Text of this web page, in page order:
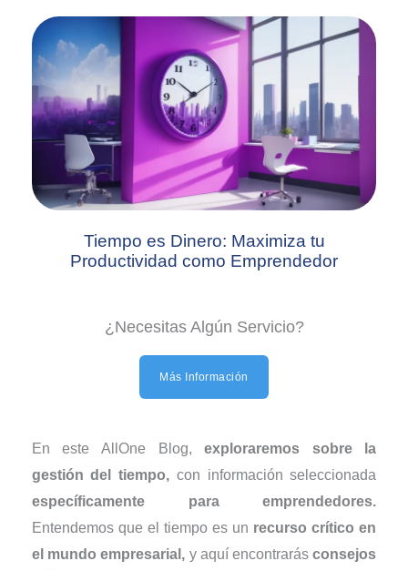
Tiempo es Dinero: Maximiza tu
Productividad como Emprendedor
¿Necesitas Algún Servicio?
Más Información
En este AllOne Blog,exploraremos sobre la
gestión del tiempo, con información seleccionada
específicamente para emprendedores.
Entendemos que el tiempo es un recurso crítico en
el mundo empresarial, y aquí encontrarásconsejos